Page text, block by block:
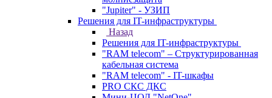
"Jupiter" - УЗИП
Решения для IT-инфраструктуры
Назад
Решения для IT-инфраструктуры
"RAM telecom" – Структурированная
кабельная система
"RAM telecom" - IT-шкафы
PRO СКС ДКС